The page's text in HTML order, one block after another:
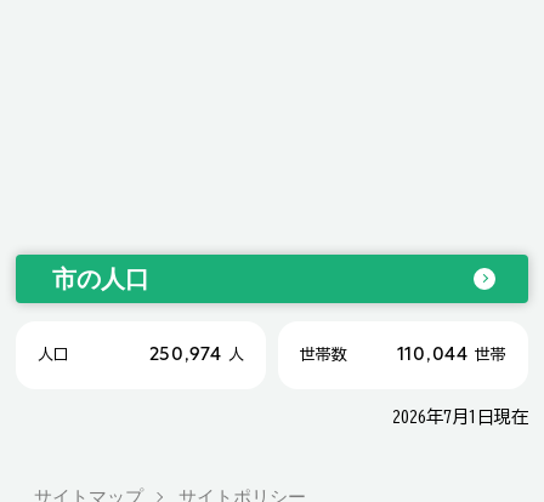
市の人口
人口 250,974 人 世帯数 110,044 世帯
2026年7月1日現在
サイトマップ サイトポリシー